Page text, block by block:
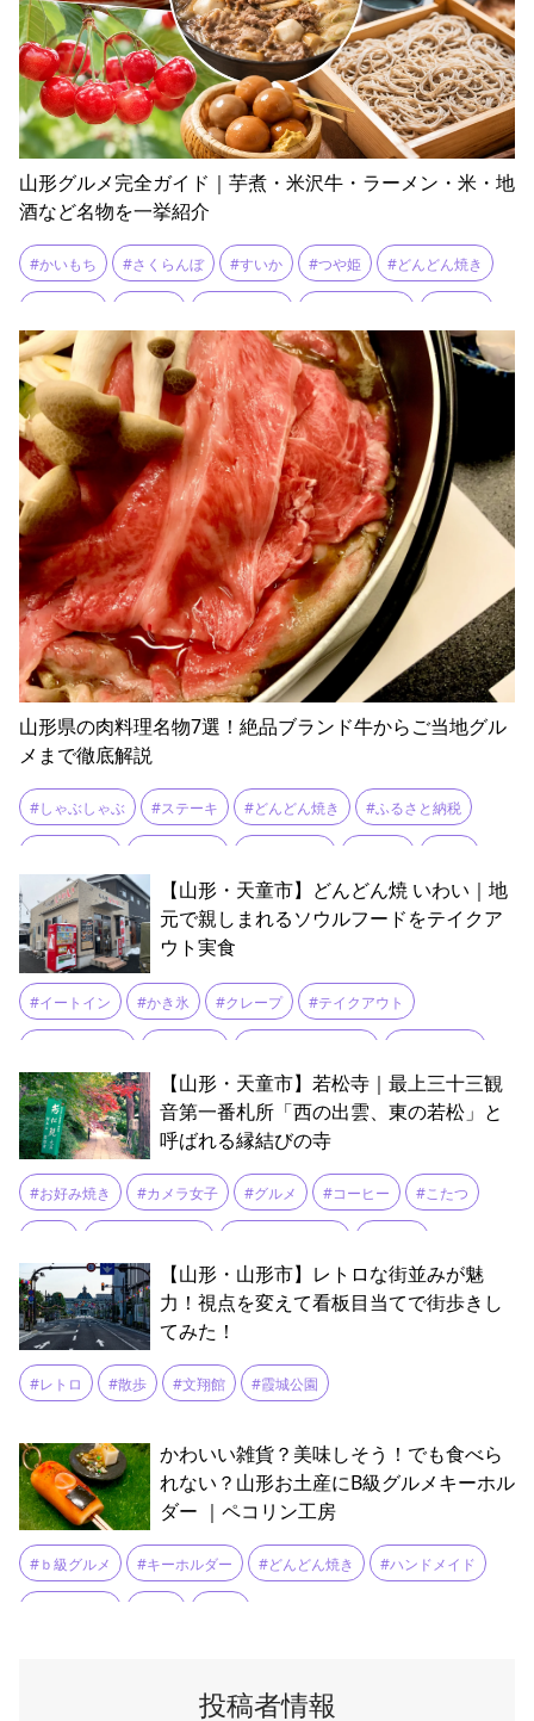
山形グルメ完全ガイド｜芋煮・米沢牛・ラーメン・米・地
酒など名物を一挙紹介
#かいもち #さくらんぼ #すいか #つや姫 #どんどん焼き
#ワイン #三元豚 #山形のだし #玉こんにゃく #米沢牛
#納豆汁 #肉そば #芋煮 #郷土料理 #金華豚 #雪若丸
#鯉料理
山形県の肉料理名物7選！絶品ブランド牛からご当地グル
メまで徹底解説
#しゃぶしゃぶ #ステーキ #どんどん焼き #ふるさと納税
#最上 #焼き鳥 #米沢牛 #置賜 #肉そば #馬肉
【山形・天童市】どんどん焼 いわい｜地
元で親しまれるソウルフードをテイクア
ウト実食
#イートイン #かき氷 #クレープ #テイクアウト
#軽食
【山形・天童市】若松寺｜最上三十三観
音第一番札所「西の出雲、東の若松」と
呼ばれる縁結びの寺
#お好み焼き #カメラ女子 #グルメ #コーヒー #こたつ
#古民家カフェ #和喫茶 #国指定重要文化財 #大人の休日倶楽部
#天ぷら #天童市 #天童駅
#御朱印 #御朱印帳 #恋愛成就 #文化財
#紅葉 #縁福大風鈴 #縁結び #縁結び観音 #良縁祈願
#若松寺 #若松観音
【山形・山形市】レトロな街並みが魅
力！視点を変えて看板目当てで街歩きし
てみた！
#レトロ #散歩 #文翔館 #霞城公園
かわいい雑貨？美味しそう！でも食べら
れない？山形お土産にB級グルメキーホル
ダー ｜ペコリン工房
#ｂ級グルメ #キーホルダー #どんどん焼き #ハンドメイド
投稿者情報